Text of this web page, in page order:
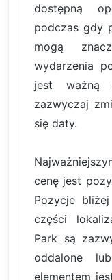
dostępną
podczas gdy
mogą
wydarzenia
jest ważną
zazwyczaj
się daty.
cenę jest
Pozycje
części
Park są
oddalone
elementem